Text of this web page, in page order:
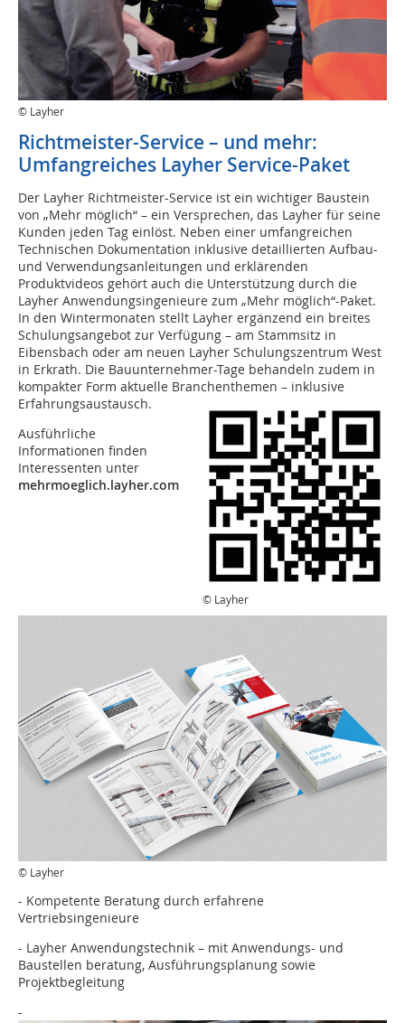
© Layher
Richtmeister-Service – und mehr:
Umfangreiches Layher Service-Paket
Der Layher Richtmeister-Service ist ein wichtiger Baustein
von „Mehr möglich“ – ein Versprechen, das Layher für seine
Kunden jeden Tag einlöst. Neben einer umfangreichen
Technischen Dokumentation inklusive detaillierten Aufbau-
und Verwendungsanleitungen und erklärenden
Produktvideos gehört auch die Unterstützung durch die
Layher Anwendungsingenieure zum „Mehr möglich“-Paket.
In den Wintermonaten stellt Layher ergänzend ein breites
Schulungsangebot zur Verfügung – am Stammsitz in
Eibensbach oder am neuen Layher Schulungszentrum West
in Erkrath. Die Bauunternehmer-Tage behandeln zudem in
kompakter Form aktuelle Branchenthemen – inklusive
Erfahrungsaustausch.
© Layher
Ausführliche
Informationen finden
Interessenten unter
mehrmoeglich.layher.com
© Layher
- Kompetente Beratung durch erfahrene
Vertriebsingenieure
- Layher Anwendungstechnik – mit Anwendungs- und
Baustellen beratung, Ausführungsplanung sowie
Projektbegleitung
-